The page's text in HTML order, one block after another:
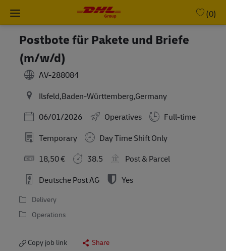
Skip to main content
(0)
Postbote für Pakete und Briefe
(m/w/d)
AV-288084
Ilsfeld,Baden-Württemberg,Germany
Posted Date
06/01/2026 Operatives
Full-time
Temporary
Day Time Shift Only
18,50 €
38.5
Post & Parcel
Deutsche Post AG
Yes
Delivery
Operations
Copy job link Share